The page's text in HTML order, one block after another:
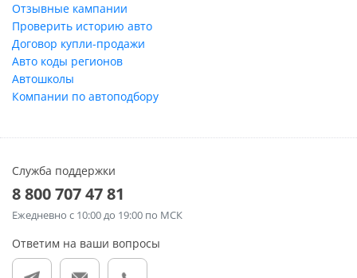
Отзывные кампании
Проверить историю авто
Договор купли-продажи
Авто коды регионов
Автошколы
Компании по автоподбору
Служба поддержки
8 800 707 47 81
Ежедневно с 10:00 до 19:00 по МСК
Ответим на ваши вопросы